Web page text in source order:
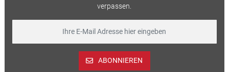
verpassen.
ABONNIEREN